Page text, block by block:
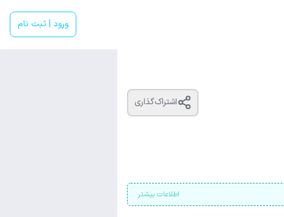
ورود | ثبت نام
اشتراک‌گذاری
اطلاعات بیشتر